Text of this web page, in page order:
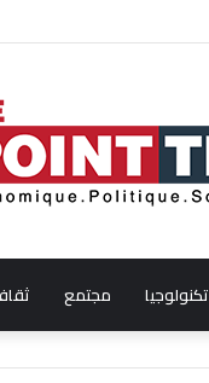
تكنولوجيا مجتمع